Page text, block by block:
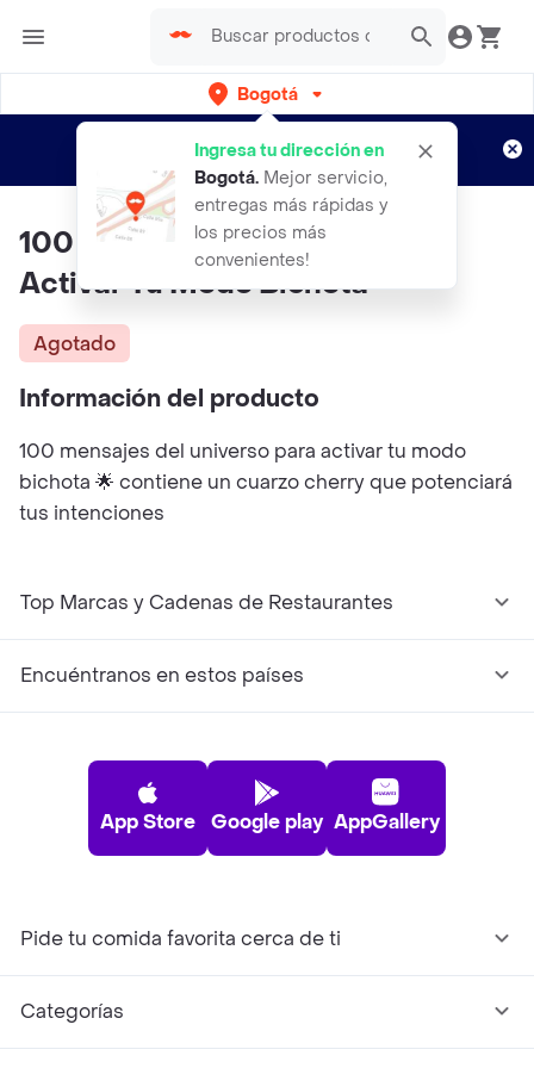
Bogotá
Ingresa tu dirección en
Bogotá. Mejor servicio,
entregas más rápidas y
los precios más
convenientes!
envíos gratis por semanas
Aplican TyC
100 Mesajes Del Universo Para
Activar Tu Modo Bichota
Agotado
Información del producto
100 mensajes del universo para activar tu modo
bichota 🌟 contiene un cuarzo cherry que potenciará
tus intenciones
Top Marcas y Cadenas de Restaurantes
Encuéntranos en estos países
App Store Google play AppGallery
Pide tu comida favorita cerca de ti
Categorías